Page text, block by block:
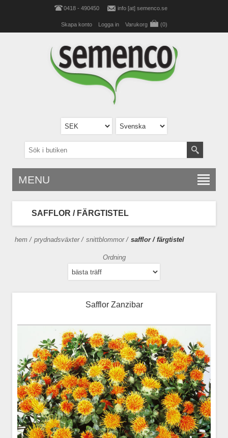
0418 - 490450 info [at] semenco.se
Skapa konto Logga in Varukorg (0)
MENU
SAFFLOR / FÄRGTISTEL
hem / prydnadsväxter / snittblommor / safflor / färgtistel
Ordning
Safflor Zanzibar